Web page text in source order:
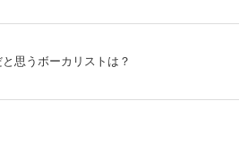
思うボーカリストは？